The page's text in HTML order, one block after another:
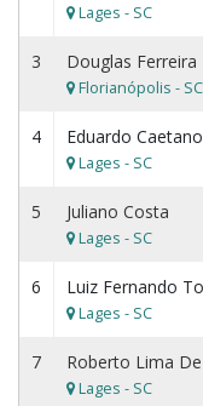
Lages - SC
3 Douglas Ferreira
Florianópolis - SC
4 Eduardo
Lages - SC
5 Juliano Costa
Lages - SC
6 Luiz Fernando
Lages - SC
7 Roberto Lima
Lages - SC